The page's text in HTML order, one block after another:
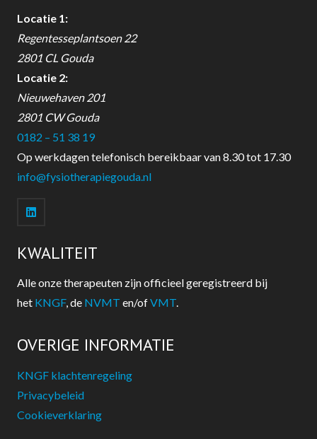
Locatie 1:
Regentesseplantsoen 22
2801 CL Gouda
Locatie 2:
Nieuwehaven 201
2801 CW Gouda
0182 – 51 38 19
Op werkdagen telefonisch bereikbaar van 8.30 tot 17.30
info@fysiotherapiegouda.nl
KWALITEIT
Alle onze therapeuten zijn officieel geregistreerd bij
het KNGF, de NVMT en/ofVMT.
OVERIGE INFORMATIE
KNGF klachtenregeling
Privacybeleid
Cookieverklaring